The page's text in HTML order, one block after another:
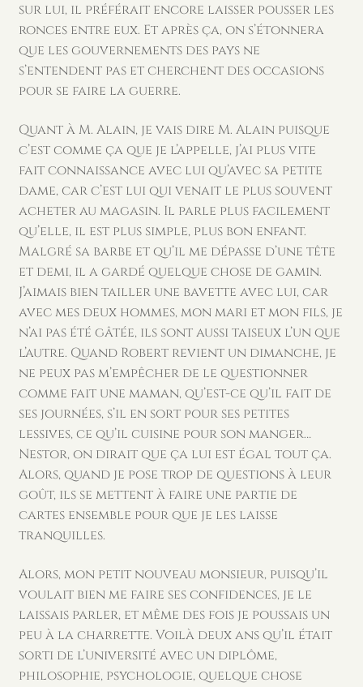
sur lui, il préférait encore laisser pousser les
ronces entre eux. Et après ça, on s’étonnera
que les gouvernements des pays ne
s’entendent pas et cherchent des occasions
pour se faire la guerre.
Quant à M. Alain, je vais dire M. Alain puisque
c’est comme ça que je l’appelle, j’ai plus vite
fait connaissance avec lui qu’avec sa petite
dame, car c’est lui qui venait le plus souvent
acheter au magasin. Il parle plus facilement
qu’elle, il est plus simple, plus bon enfant.
Malgré sa barbe et qu’il me dépasse d’une tête
et demi, il a gardé quelque chose de gamin.
J’aimais bien tailler une bavette avec lui, car
avec mes deux hommes, mon mari et mon fils, je
n’ai pas été gâtée, ils sont aussi taiseux l’un que
l’autre. Quand Robert revient un dimanche, je
ne peux pas m’empêcher de le questionner
comme fait une maman, qu’est-ce qu’il fait de
ses journées, s’il en sort pour ses petites
lessives, ce qu’il cuisine pour son manger…
Nestor, on dirait que ça lui est égal tout ça.
Alors, quand je pose trop de questions à leur
goût, ils se mettent à faire une partie de
cartes ensemble pour que je les laisse
tranquilles.
Alors, mon petit nouveau monsieur, puisqu’il
voulait bien me faire ses confidences, je le
laissais parler, et même des fois je poussais un
peu à la charrette. Voilà deux ans qu’il était
sorti de l’université avec un diplôme,
philosophie, psychologie, quelque chose